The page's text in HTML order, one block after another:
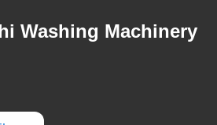
Washing Machinery